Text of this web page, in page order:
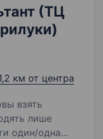
(ТЦ
км от центра
взять